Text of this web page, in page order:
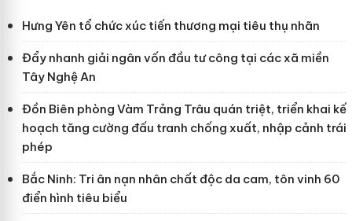
Hưng Yên tổ chức xúc tiến thương mại tiêu thụ nhãn
Đẩy nhanh giải ngân vốn đầu tư công tại các xã miền
Tây Nghệ An
Đồn Biên phòng Vàm Trảng Trâu quán triệt, triển khai kế
hoạch tăng cường đấu tranh chống xuất, nhập cảnh trái
phép
Bắc Ninh: Tri ân nạn nhân chất độc da cam, tôn vinh 60
điển hình tiêu biểu